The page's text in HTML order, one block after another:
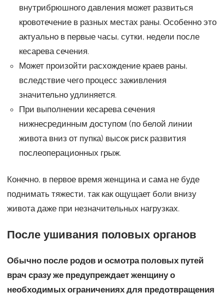
внутрибрюшного давления может развиться
кровотечение в разных местах раны. Особенно это
актуально в первые часы, сутки, недели после
кесарева сечения.
Может произойти расхождение краев раны,
вследствие чего процесс заживления
значительно удлиняется.
При выполнении кесарева сечения
нижнесрединным доступом (по белой линии
живота вниз от пупка) высок риск развития
послеоперационных грыж.
Конечно, в первое время женщина и сама не буде
поднимать тяжести, так как ощущает боли внизу
живота даже при незначительных нагрузках.
После ушивания половых органов
Обычно после родов и осмотра половых путей
врач сразу же предупреждает женщину о
необходимых ограничениях для предотвращения